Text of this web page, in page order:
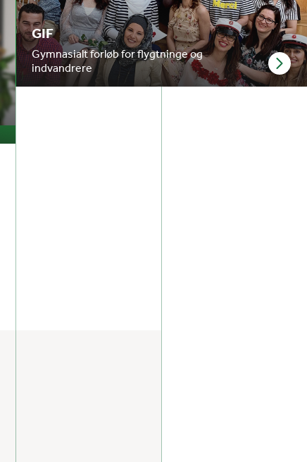
GIF
Gymnasialt forløb for flygtninge og
indvandrere